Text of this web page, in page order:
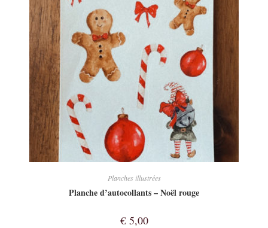
Planches illustrées
Planche d’autocollants – Noël rouge
€5,00